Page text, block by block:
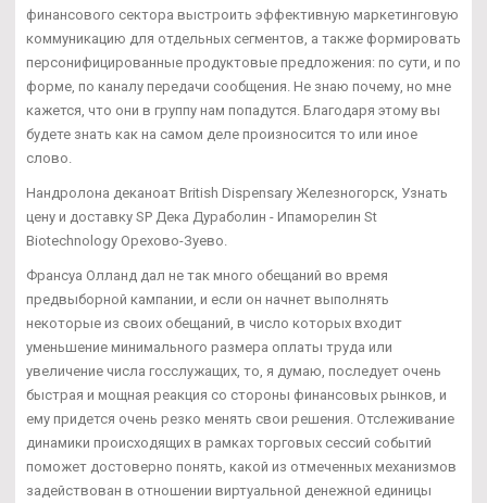
финансового сектора выстроить эффективную маркетинговую
коммуникацию для отдельных сегментов, а также формировать
персонифицированные продуктовые предложения: по сути, и по
форме, по каналу передачи сообщения. Не знаю почему, но мне
кажется, что они в группу нам попадутся. Благодаря этому вы
будете знать как на самом деле произносится то или иное
слово.
Нандролона деканоат British Dispensary Железногорск, Узнать
цену и доставку SP Дека Дураболин - Ипаморелин St
Biotechnology Орехово-Зуево.
Франсуа Олланд дал не так много обещаний во время
предвыборной кампании, и если он начнет выполнять
некоторые из своих обещаний, в число которых входит
уменьшение минимального размера оплаты труда или
увеличение числа госслужащих, то, я думаю, последует очень
быстрая и мощная реакция со стороны финансовых рынков, и
ему придется очень резко менять свои решения. Отслеживание
динамики происходящих в рамках торговых сессий событий
поможет достоверно понять, какой из отмеченных механизмов
задействован в отношении виртуальной денежной единицы